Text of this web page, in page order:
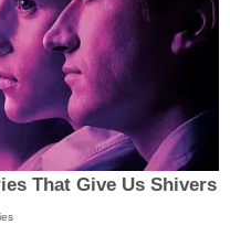
That Give Us Shivers